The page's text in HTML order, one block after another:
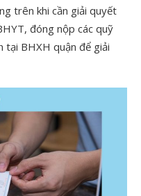
trên khi cần giải quyết
đóng nộp các quỹ
BHXH quận để giải